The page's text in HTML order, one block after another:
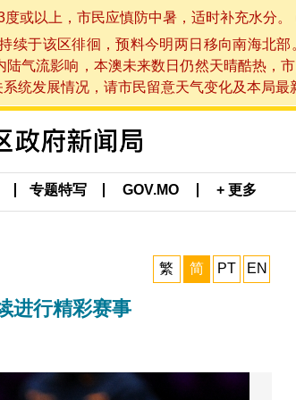
或以上，市民应慎防中暑，适时补充水分
于该区徘徊，预料今明两日移向南海北
气流影响，本澳未来数日仍然天晴酷热，
统发展情况，请市民留意天气变化及本局
专题特写 GOV.MO + 更多
繁 简 PT EN
进行精彩赛事